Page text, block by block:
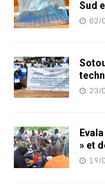
Sud
02/
23/
» et
19/